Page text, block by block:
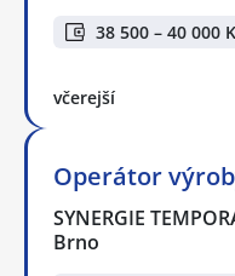
38 500 – 40 000
včerejší
Operátor
SYNERGIE
Brno